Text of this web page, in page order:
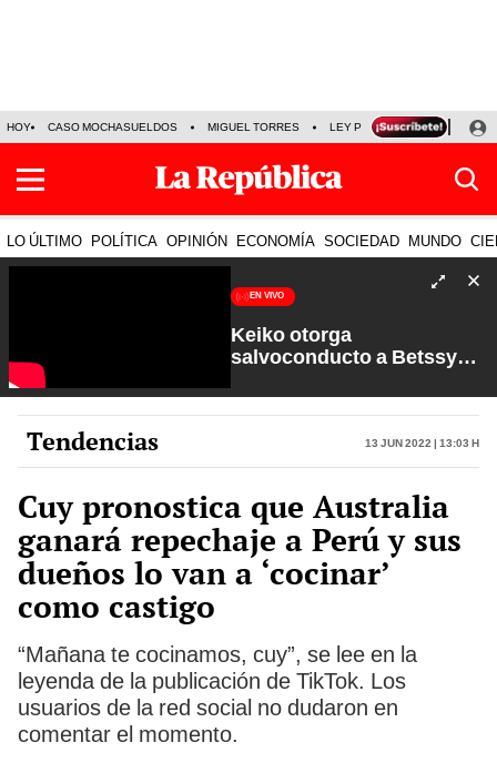
HOY CASO MOCHASUELDOS MIGUEL TORRES LEY PULPÍN PRECIO DEL
LO ÚLTIMO POLÍTICA OPINIÓN ECONOMÍA SOCIEDAD MUNDO
EN VIVO
Keiko otorga
salvoconducto a Betssy
Petroperú | Sin Guion con
Rosa María Palacios
Tendencias 13 Jun 2022 | 13:03 h
Cuy pronostica que Australia
ganará repechaje a Perú y sus
dueños lo van a ‘cocinar’
como castigo
“Mañana te cocinamos, cuy”, se lee en la
leyenda de la publicación de TikTok. Los
usuarios de la red social no dudaron en
comentar el momento.